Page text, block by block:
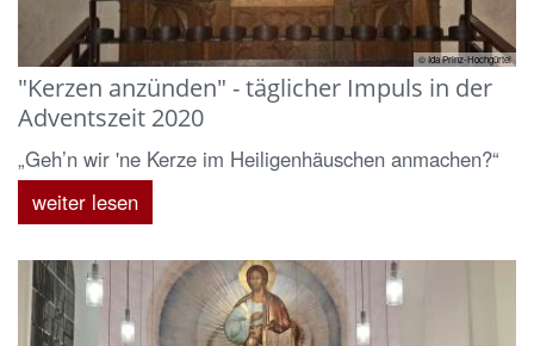
© Ida Prinz-Hochgürtel
"Kerzen anzünden" - täglicher Impuls in der
Adventszeit 2020
„Geh’n wir 'ne Kerze im Heiligenhäuschen anmachen?“
weiter lesen